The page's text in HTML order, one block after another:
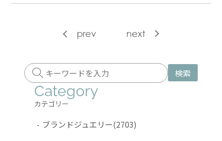
prev next
検索
Category
カテゴリー
- ブランドジュエリー(2703)